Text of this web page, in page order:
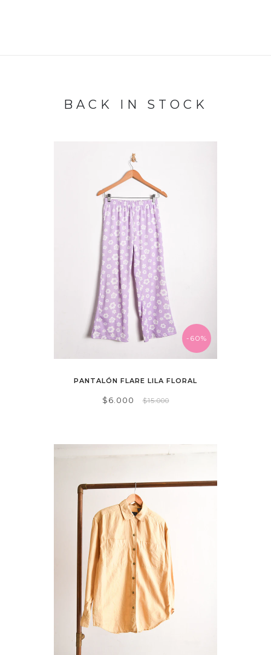
BACK IN STOCK
-60%
PANTALÓN FLARE LILA FLORAL
$6.000 $15.000